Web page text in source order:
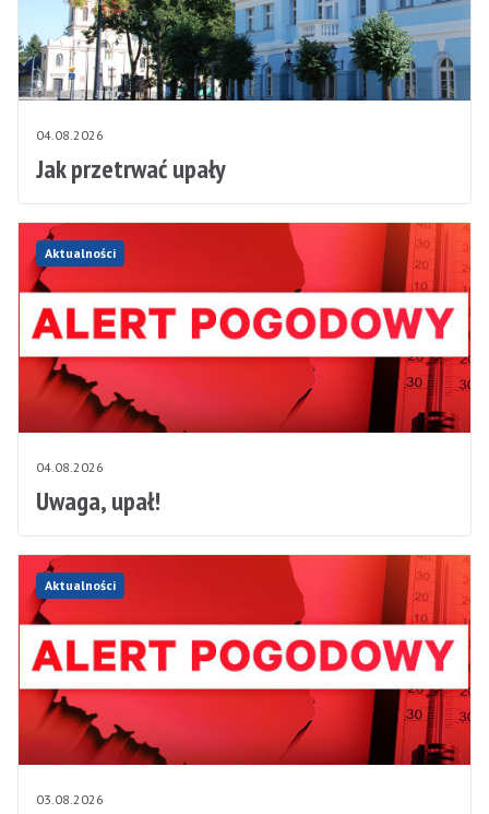
04.08.2026
Jak przetrwać upały
Aktualności
04.08.2026
Uwaga, upał!
Aktualności
03.08.2026